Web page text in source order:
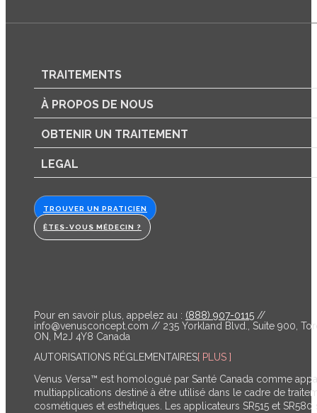
TRAITEMENTS
À PROPOS DE NOUS
OBTENIR UN TRAITEMENT
LEGAL
TROUVER UN PRATICIEN
ÊTES-VOUS MÉDECIN ?
Pour en savoir plus, appelez au : (888) 907-0115 //
info@venusconcept.com // 235 Yorkland Blvd., Suite 900,
ON, M2J 4Y8 Canada
AUTORISATIONS RÉGLEMENTAIRES[ PLUS ]
Venus Versa™ est homologué par Santé Canada comme
multiapplications destiné à être utilisé dans le cadre de
cosmétiques et esthétiques. Les applicateurs SR515 et SR580